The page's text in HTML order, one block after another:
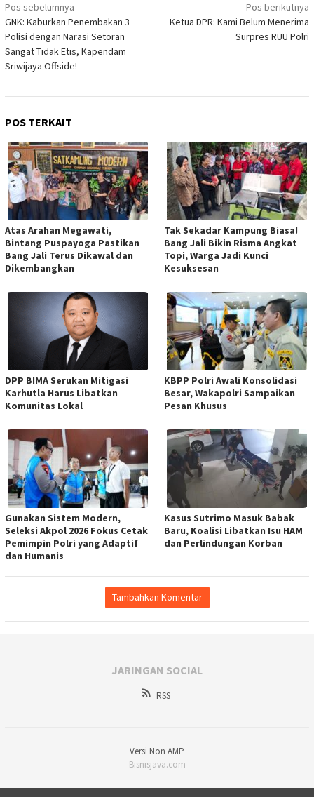
pos
Pos sebelumnya
GNK: Kaburkan Penembakan 3
Polisi dengan Narasi Setoran
Sangat Tidak Etis, Kapendam
Sriwijaya Offside!
Pos berikutnya
Ketua DPR: Kami Belum Menerima
Surpres RUU Polri
POS TERKAIT
Atas Arahan Megawati,
Bintang Puspayoga Pastikan
Bang Jali Terus Dikawal dan
Dikembangkan
Tak Sekadar Kampung Biasa!
Bang Jali Bikin Risma Angkat
Topi, Warga Jadi Kunci
Kesuksesan
DPP BIMA Serukan Mitigasi
Karhutla Harus Libatkan
Komunitas Lokal
KBPP Polri Awali Konsolidasi
Besar, Wakapolri Sampaikan
Pesan Khusus
Gunakan Sistem Modern,
Seleksi Akpol 2026 Fokus Cetak
Pemimpin Polri yang Adaptif
dan Humanis
Kasus Sutrimo Masuk Babak
Baru, Koalisi Libatkan Isu HAM
dan Perlindungan Korban
Tambahkan Komentar
JARINGAN SOCIAL
RSS
Versi Non AMP
Bisnisjava.com